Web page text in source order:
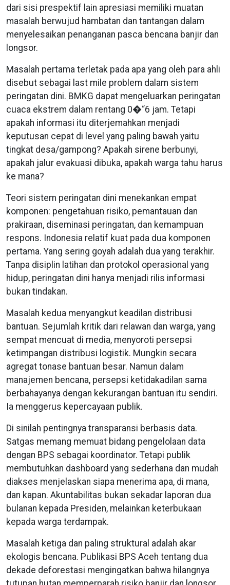
dari sisi prespektif lain apresiasi memiliki muatan
masalah berwujud hambatan dan tantangan dalam
menyelesaikan penanganan pasca bencana banjir dan
longsor.
Masalah pertama terletak pada apa yang oleh para ahli
disebut sebagai last mile problem dalam sistem
peringatan dini. BMKG dapat mengeluarkan peringatan
cuaca ekstrem dalam rentang 0�“6 jam. Tetapi
apakah informasi itu diterjemahkan menjadi
keputusan cepat di level yang paling bawah yaitu
tingkat desa/gampong? Apakah sirene berbunyi,
apakah jalur evakuasi dibuka, apakah warga tahu harus
ke mana?
Teori sistem peringatan dini menekankan empat
komponen: pengetahuan risiko, pemantauan dan
prakiraan, diseminasi peringatan, dan kemampuan
respons. Indonesia relatif kuat pada dua komponen
pertama. Yang sering goyah adalah dua yang terakhir.
Tanpa disiplin latihan dan protokol operasional yang
hidup, peringatan dini hanya menjadi rilis informasi
bukan tindakan.
Masalah kedua menyangkut keadilan distribusi
bantuan. Sejumlah kritik dari relawan dan warga, yang
sempat mencuat di media, menyoroti persepsi
ketimpangan distribusi logistik. Mungkin secara
agregat tonase bantuan besar. Namun dalam
manajemen bencana, persepsi ketidakadilan sama
berbahayanya dengan kekurangan bantuan itu sendiri.
Ia menggerus kepercayaan publik.
Di sinilah pentingnya transparansi berbasis data.
Satgas memang memuat bidang pengelolaan data
dengan BPS sebagai koordinator. Tetapi publik
membutuhkan dashboard yang sederhana dan mudah
diakses menjelaskan siapa menerima apa, di mana,
dan kapan. Akuntabilitas bukan sekadar laporan dua
bulanan kepada Presiden, melainkan keterbukaan
kepada warga terdampak.
Masalah ketiga dan paling struktural adalah akar
ekologis bencana. Publikasi BPS Aceh tentang dua
dekade deforestasi mengingatkan bahwa hilangnya